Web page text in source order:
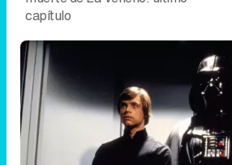
Luke Skywalker y Darth Vader en "El